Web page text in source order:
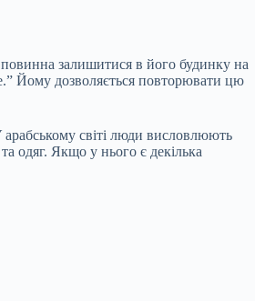
залишитися в його будинку на
Йому дозволяється повторювати цю
арабському світі люди висловлюють
одяг. Якщо у нього є декілька